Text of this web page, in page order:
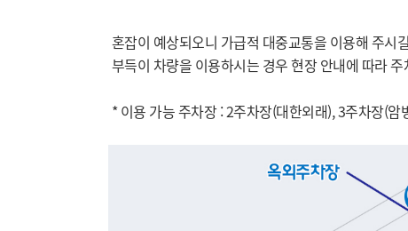
혼잡이 예상되오니 가급적 대중교통을 이용해 주시
부득이 차량을 이용하시는 경우 현장 안내에 따라
* 이용 가능 주차장 : 2주차장(대한외래), 3주차장(